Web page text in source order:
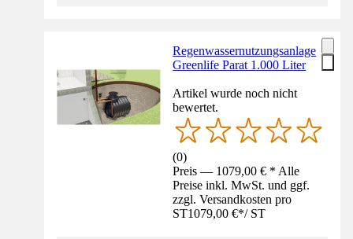
Regenwassernutzungsanlage
Greenlife Parat 1.000 Liter
Artikel wurde noch nicht
bewertet.
(0)
Preis — 1079,00 € * Alle
Preise inkl. MwSt. und ggf.
zzgl. Versandkosten pro
ST1079,00 €*/ ST